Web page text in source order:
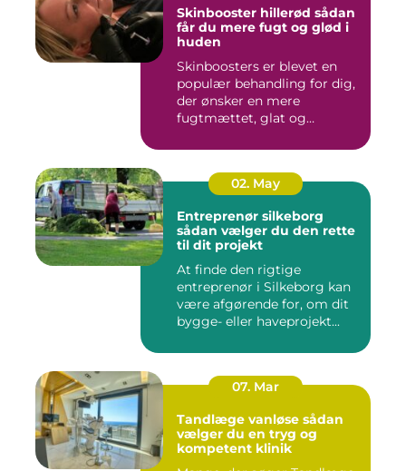
Skinbooster hillerød sådan
får du mere fugt og glød i
huden
Skinboosters er blevet en
populær behandling for dig,
der ønsker en mere
fugtmættet, glat og
02. May
Entreprenør silkeborg
sådan vælger du den rette
til dit projekt
At finde den rigtige
entreprenør i Silkeborg kan
være afgørende for, om dit
bygge- eller haveprojekt...
07. Mar
Tandlæge vanløse sådan
vælger du en tryg og
kompetent klinik